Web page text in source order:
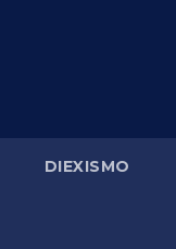
DIEXISMO